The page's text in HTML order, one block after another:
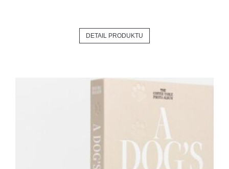
DETAIL PRODUKTU